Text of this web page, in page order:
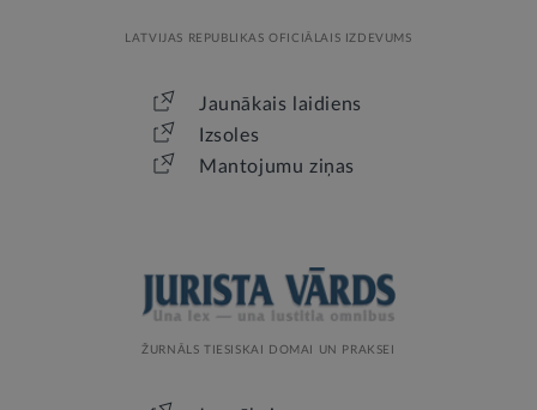
LATVIJAS REPUBLIKAS OFICIĀLAIS IZDEVUMS
Jaunākais laidiens
Izsoles
Mantojumu ziņas
ŽURNĀLS TIESISKAI DOMAI UN PRAKSEI